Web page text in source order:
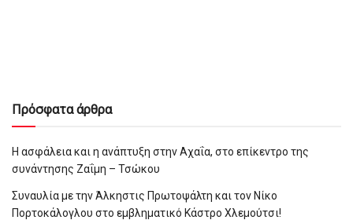
Πρόσφατα άρθρα
Η ασφάλεια και η ανάπτυξη στην Αχαΐα, στο επίκεντρο της
συνάντησης Ζαΐμη – Τσώκου
Συναυλία με την Άλκηστις Πρωτοψάλτη και τον Νίκο
Πορτοκάλογλου στο εμβληματικό Κάστρο Χλεμούτσι!